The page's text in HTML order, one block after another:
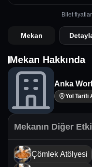
Bilet
Mekan
Mekan Hakkında
Anka
Yol Tarifi
Mekanın Diğer
Çömlek Atölyesi